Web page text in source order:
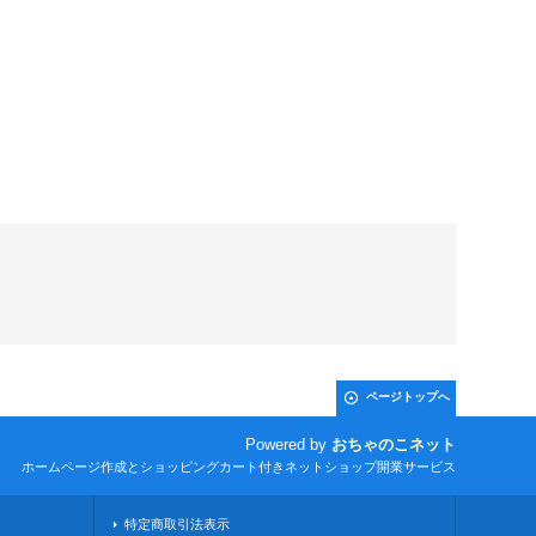
ページトップへ
Powered by おちゃのこネット
ホームページ作成とショッピングカート付きネットショップ開業サービス
特定商取引法表示